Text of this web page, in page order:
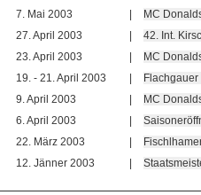
7. Mai 2003
MC
27. April 2003
42. Int.
23. April 2003
MC
19. - 21. April 2003
9. April 2003
MC
6. April 2003
22. März 2003
12. Jänner 2003